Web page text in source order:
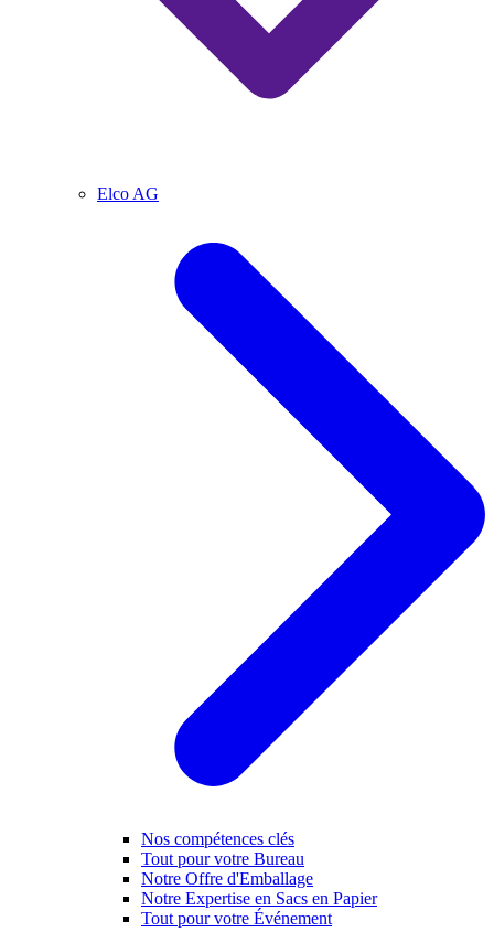
Elco AG
Nos compétences clés
Tout pour votre Bureau
Notre Offre d'Emballage
Notre Expertise en Sacs en Papier
Tout pour votre Événement